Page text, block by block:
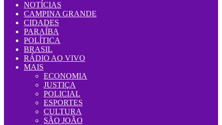
NOTÍCIAS
CAMPINA GRANDE
CIDADES
PARAÍBA
POLÍTICA
BRASIL
RÁDIO AO VIVO
MAIS
ECONOMIA
JUSTIÇA
POLICIAL
ESPORTES
CULTURA
SÃO JOÃO